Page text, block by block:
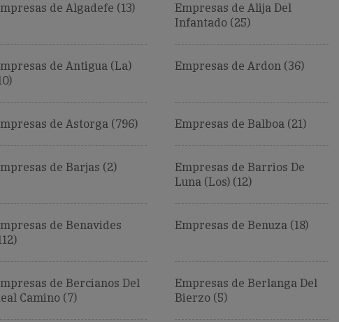
de Algadefe (13)
Empresas de Alija Del
Infantado (25)
de Antigua (La)
Empresas de Ardon (36)
de Astorga (796) Empresas de Balboa (21)
de Barjas (2)
Empresas de Barrios De
Luna (Los) (12)
de Benavides
Empresas de Benuza (18)
de Bercianos Del
Camino (7)
Empresas de Berlanga Del
Bierzo (5)